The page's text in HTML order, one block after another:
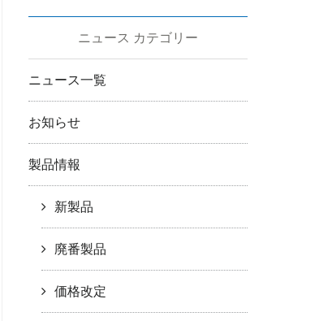
ニュース カテゴリー
ニュース一覧
お知らせ
製品情報
新製品
廃番製品
価格改定